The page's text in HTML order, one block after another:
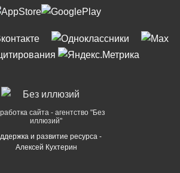
сайта - агентство "Без
иллюзий"
и развитие ресурса -
Алексей Кухтерин